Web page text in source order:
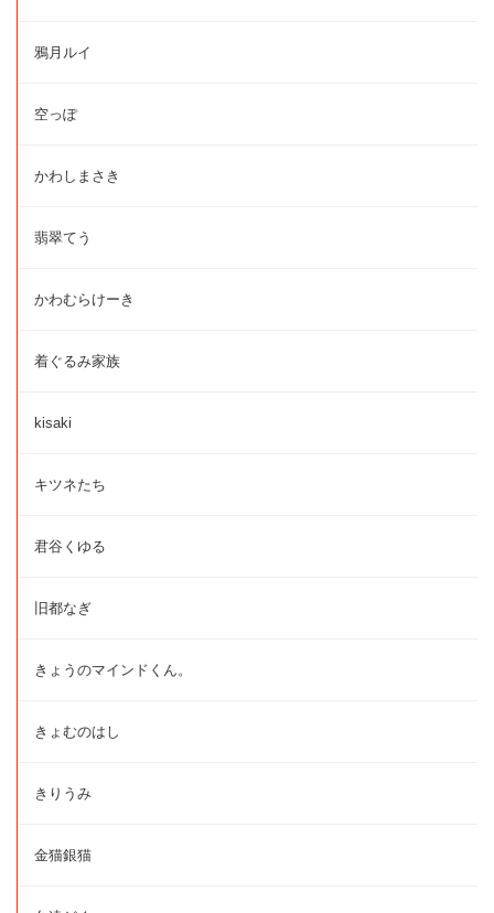
鴉月ルイ
空っぽ
かわしまさき
翡翠てう
かわむらけーき
着ぐるみ家族
kisaki
キツネたち
君谷くゆる
旧都なぎ
きょうのマインドくん。
きょむのはし
きりうみ
金猫銀猫